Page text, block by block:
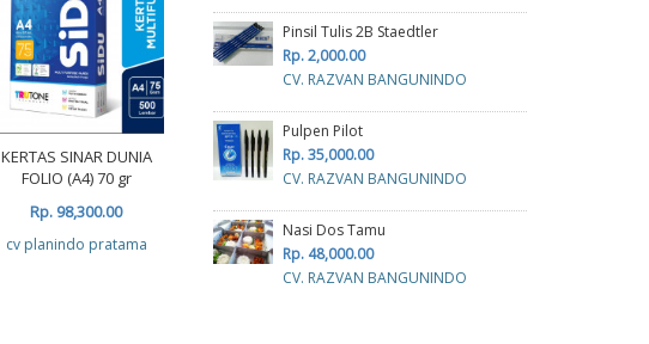
KERTAS SINAR DUNIA
FOLIO (A4) 70 gr
Rp. 98,300.00
cv planindo pratama
KERTAS SINAR DUNIA A3
70 GRAM
Rp. 113,000.00
cv planindo pratama
Kertas Continous Form
Rp. 711,000.00
Pinsil Tulis 2B Staedtler
Rp. 2,000.00
CV. RAZVAN BANGUNINDO
Pulpen Pilot
Rp. 35,000.00
CV. RAZVAN BANGUNINDO
Nasi Dos Tamu
Rp. 48,000.00
CV. RAZVAN BANGUNINDO